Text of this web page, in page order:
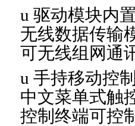
u 驱动模块内
无线数据传输
可无线组网通
u 手持移动控
中文菜单式触
控制终端可控